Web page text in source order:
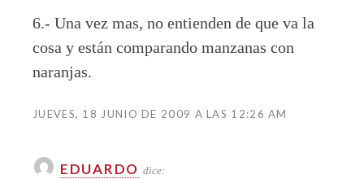
6.- Una vez mas, no entienden de que va la
cosa y están comparando manzanas con
naranjas.
JUEVES, 18 JUNIO DE 2009 A LAS 12:26 AM
EDUARDO dice: